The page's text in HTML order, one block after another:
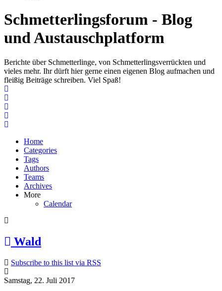
Schmetterlingsforum - Blog
und Austauschplatform
Berichte über Schmetterlinge, von Schmetterlingsverrückten und
vieles mehr. Ihr dürft hier gerne einen eigenen Blog aufmachen und
fleißig Beiträge schreiben. Viel Spaß!
Home
Categories
Tags
Authors
Teams
Archives
More
Calendar
Wald
Subscribe to this list via RSS
Samstag, 22. Juli 2017